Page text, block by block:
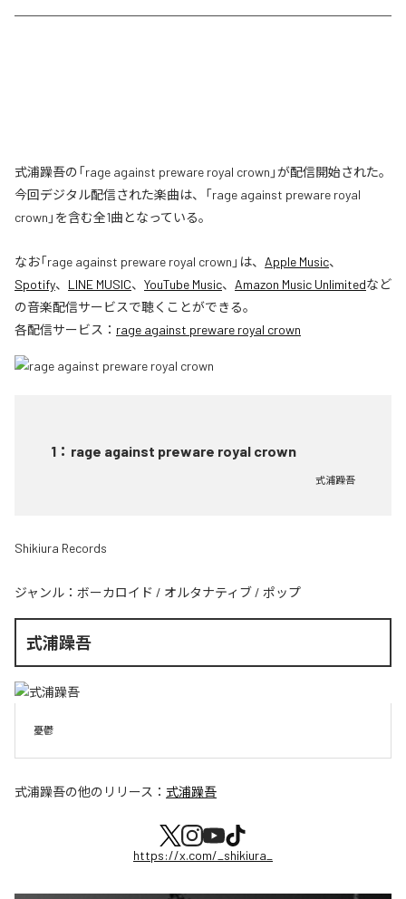
式浦躁吾の「rage against preware royal crown」が配信開始された。
今回デジタル配信された楽曲は、「rage against preware royal
crown」を含む全1曲となっている。
なお「rage against preware royal crown 」は、 Apple Music、
Spotify、 LINE MUSIC、 YouTube Music、 Amazon Music Unlimitedなど
の音楽配信サービスで聴くことができる。
各配信サービス： rage against preware royal crown
1 ： rage against preware royal crown
式浦躁吾
Shikiura Records
ジャンル： ボーカロイド / オルタナティブ / ポップ
式浦躁吾
憂鬱
式浦躁吾の他のリリース： 式浦躁吾
https://x.com/_shikiura_